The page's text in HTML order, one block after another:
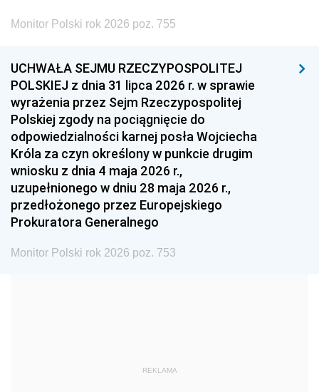
1996 1995 1994
1993 1992 1991
1990 1989
1987 1986 1985
1984 1983
1981 1980 1979
1978 1977
1975 1974
1959
Monitor Polski rok 2026 poz. 755
UCHWAŁA SEJMU RZECZYPOSPOLITEJ
POLSKIEJ z dnia 31 lipca 2026 r. w sprawie
wyrażenia przez Sejm Rzeczypospolitej
Polskiej zgody na pociągnięcie do
odpowiedzialności karnej posła Wojciecha
Króla za czyn określony w punkcie drugim
wniosku z dnia 4 maja 2026 r.,
uzupełnionego w dniu 28 maja 2026 r.,
przedłożonego przez Europejskiego
Prokuratora Generalnego
Monitor Polski rok 2026 poz. 753
REKLAMA